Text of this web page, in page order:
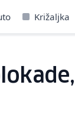
Križaljka